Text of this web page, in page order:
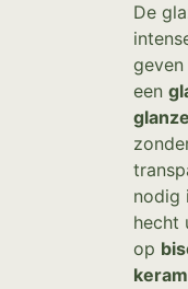
De
een
nodig
hecht
op